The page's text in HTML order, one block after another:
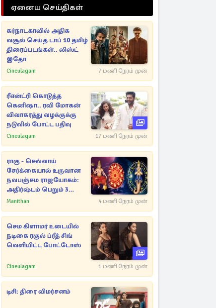
ஏனைய செய்திகள்
கர்நாடகாவில் அதிக
வசூல் செய்த டாப் 10 தமிழ்
திரைப்படங்கள்.. லிஸ்ட்
இதோ
Cineulagam 7 மணி நேரம் முன்
ரீஎன்ட்ரி கொடுத்த
கெனிஷா.. ரவி மோகன்
விவாகரத்து வழக்குக்கு
நடுவில் போட்ட பதிவு
Cineulagam 17 மணி நேரம் முன்
ராகு - செவ்வாய்
சேர்க்கையால் உருவான
நவபஞ்சம ராஜயோகம்:
அதிர்ஷ்டம் பெறும் 3
ராசிகள்!
Manithan 4 மணி நேரம் முன்
செம கிளாமர் உடையில்
நடிகை ரகுல் ப்ரீத் சிங்
வெளியிட்ட போட்டோஸ்
Cineulagam 1 மணி நேரம் முன்
டிசி: திரை விமர்சனம்